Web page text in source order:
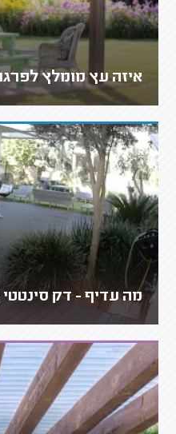
איזה עץ מומלץ
מה עדיף - דק סינטטי